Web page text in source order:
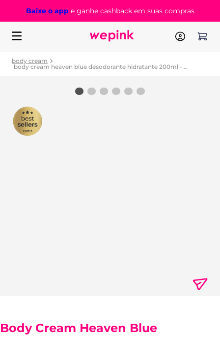
Baixe o appe ganhe cashback em suas compras
body cream
body cream heaven blue desodorante hidratante 200ml - wepink
Body Cream Heaven Blue